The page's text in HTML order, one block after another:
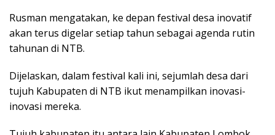
Rusman mengatakan, ke depan festival desa inovatif
akan terus digelar setiap tahun sebagai agenda rutin
tahunan di NTB.
Dijelaskan, dalam festival kali ini, sejumlah desa dari
tujuh Kabupaten di NTB ikut menampilkan inovasi-
inovasi mereka.